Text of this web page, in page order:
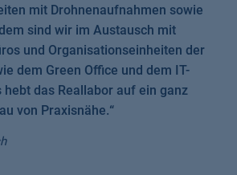
mit Drohnenaufnahmen sowie
sind wir im Austausch mit
und Organisationseinheiten der
dem Green Office und dem IT-
hebt das Reallabor auf ein ganz
von Praxisnähe.“